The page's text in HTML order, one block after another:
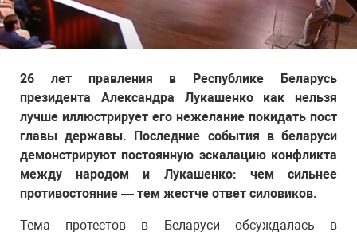
26 лет правления в Республике Беларусь
президента Александра Лукашенко как нельзя
лучше иллюстрирует его нежелание покидать пост
главы державы. Последние события в беларуси
демонстрируют постоянную эскалацию конфликта
между народом и Лукашенко: чем сильнее
противостояние — тем жестче ответ силовиков.
Тема протестов в Беларуси обсуждалась в